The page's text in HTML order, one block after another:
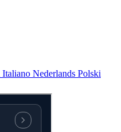
Italiano Nederlands Polski